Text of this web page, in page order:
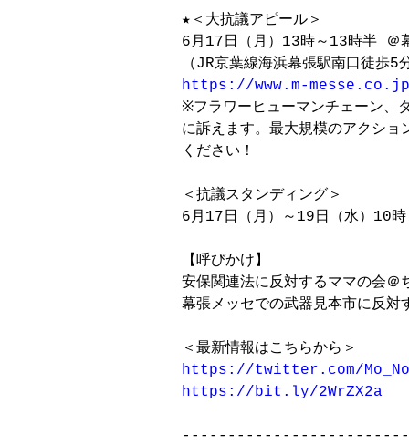
★＜大抗議アピール＞
6月17日（月）13時～13時半 ＠
https://www.m-
※フラワーヒューマンチェーン、
に訴えます。最大規模のアクシ
ください！
＜抗議スタンディング＞
6月17日（月）～19日（水）10
【呼びかけ】
安保関連法に反対するママの会＠
幕張メッセでの武器見本市に反対
https://twitter.com/
https://bit.ly/2WrZX2a